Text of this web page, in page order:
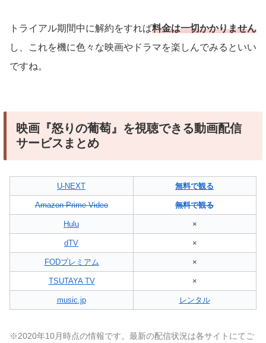
トライアル期間中に解約をすれば料金は一切かかりません
し、これを機に色々な映画やドラマを楽しんでみるといい
ですね。
映画『怒りの葡萄』を視聴できる動画配信
サービスまとめ
U-NEXT 無料で観る
Amazon Prime Video 無料で観る
Hulu ×
dTV ×
FODプレミアム ×
TSUTAYA TV ×
music.jp レンタル
※2020年10月時点の情報です。最新の配信状況は各サイトにてご